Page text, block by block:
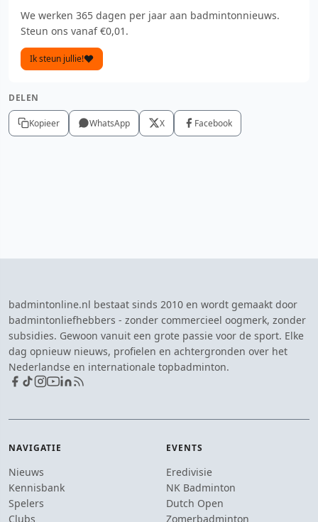
We werken 365 dagen per jaar aan badmintonnieuws.
Steun ons vanaf €0,01.
Ik steun jullie!
DELEN
Kopieer WhatsApp X Facebook
badmintonline.nl bestaat sinds 2010 en wordt gemaakt door
badmintonliefhebbers - zonder commercieel oogmerk, zonder
subsidies. Gewoon vanuit een grote passie voor de sport. Elke
dag opnieuw nieuws, profielen en achtergronden over het
Nederlandse en internationale topbadminton.
NAVIGATIE
Nieuws
Kennisbank
Spelers
Clubs
EVENTS
Eredivisie
NK Badminton
Dutch Open
Zomerbadminton